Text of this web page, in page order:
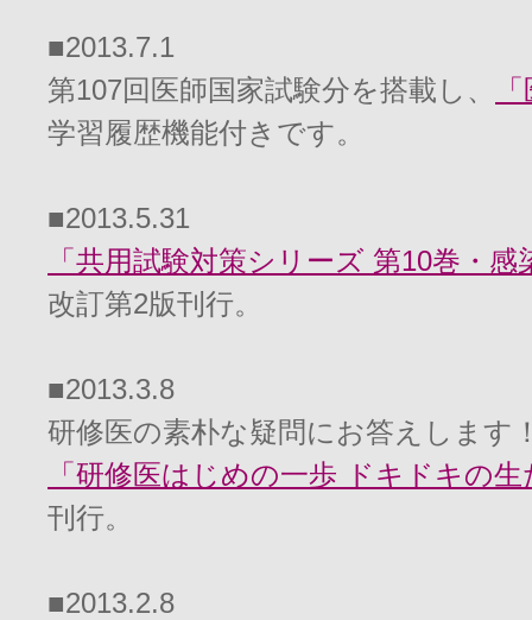
■2013.7.1
第107回医師国家試験分を搭載し、
学習履歴機能付きです。
■2013.5.31
「共用試験対策シリーズ 第10巻・感
改訂第2版刊行。
■2013.3.8
研修医の素朴な疑問にお答えします
「研修医はじめの一歩 ドキドキの
刊行。
■2013.2.8